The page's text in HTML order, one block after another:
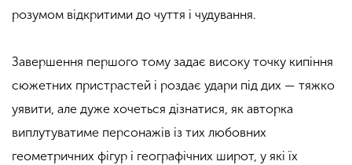
розумом відкритими до чуття і чудування.
Завершення першого тому задає високу точку кипіння
сюжетних пристрастей і роздає удари під дих — тяжко
уявити, але дуже хочеться дізнатися, як авторка
виплутуватиме персонажів із тих любовних
геометричних фігур і географічних широт, у які їх